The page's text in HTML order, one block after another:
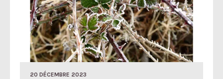
20 DÉCEMBRE 2023